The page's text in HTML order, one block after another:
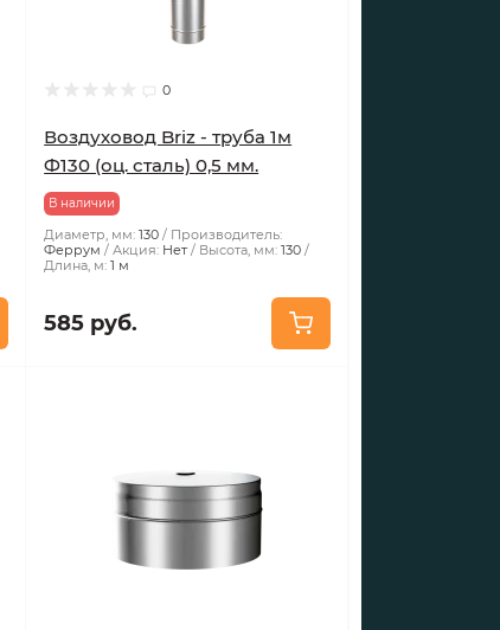
0
Воздуховод Briz - труба 1м
Ф130 (оц. сталь) 0,5 мм.
В наличии
Диаметр, мм: 130
Производитель:
Феррум
Акция: Нет Высота, мм: 130
Длина, м: 1 м
585 руб.